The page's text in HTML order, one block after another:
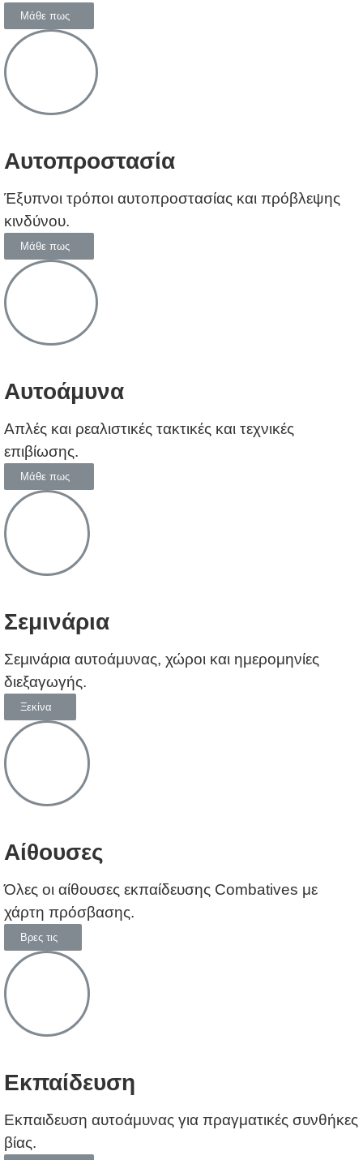
Μάθε πως
Αυτοπροστασία
Έξυπνοι τρόποι αυτοπροστασίας και πρόβλεψης
κινδύνου.
Μάθε πως
Αυτοάμυνα
Απλές και ρεαλιστικές τακτικές και τεχνικές
επιβίωσης.
Μάθε πως
Σεμινάρια
Σεμινάρια αυτοάμυνας, χώροι και ημερομηνίες
διεξαγωγής.
Ξεκίνα
Αίθουσες
Όλες οι αίθουσες εκπαίδευσης Combatives με
χάρτη πρόσβασης.
Βρες τις
Εκπαίδευση
Εκπαιδευση αυτοάμυνας για πραγματικές συνθήκες
βίας.